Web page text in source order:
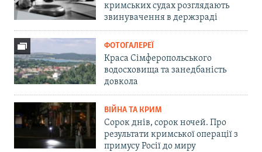
кримських судах розглядають
звинувачення в держзраді
ФОТОГАЛЕРЕЇ
Краса Сімферопольського
водосховища та занедбаність
довкола
ВІЙНА ТА КРИМ
Сорок днів, сорок ночей. Про
результати кримської операції з
примусу Росії до миру